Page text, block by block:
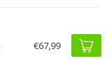
€67,99